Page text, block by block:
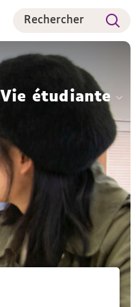
Rechercher
Vie étudiante